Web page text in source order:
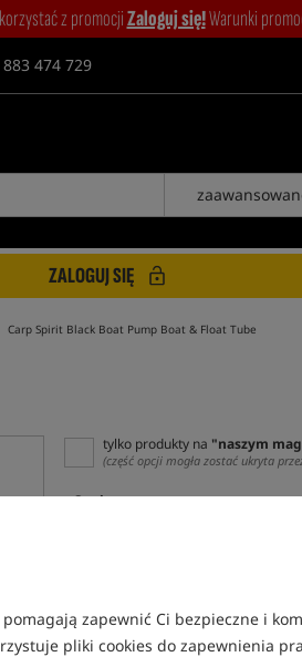
zapewnić Ci bezpieczne i
pliki cookies do zapewnienia
z promocjiZaloguj się!Warunki
883 474 729
ZALOGUJ SIĘ
Carp Spirit Black Boat Pump Boat & Float Tube
tylko produkty na "naszym
(część opcji mogła zostać ukryta
Opcja
1,45